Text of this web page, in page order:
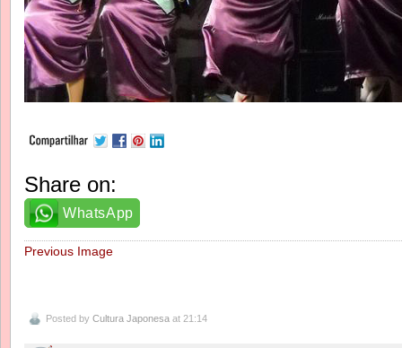
Share on:
WhatsApp
Previous Image
Posted by Cultura Japonesa at 21:14